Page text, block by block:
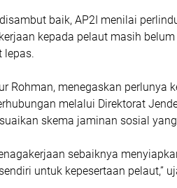
baik, AP2I menilai
kepada pelaut masih
lepas.
Rohman, menegaskan perlunya
melalui Direktorat
skema jaminan sosial
sebaiknya
untuk kepesertaan pelaut,”